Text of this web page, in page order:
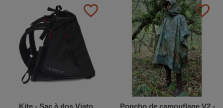
favorite_border favorite_border